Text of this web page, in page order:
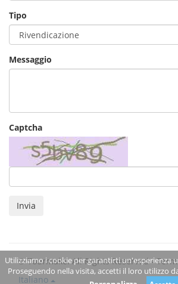
Tipo
Messaggio
Captcha
Invia
© Tourmake. All Rights Reserved -
Italiano
Utilizziamo i cookie per garantirti un'esperienza
Proseguendo nella visita, accetti il loro utilizzo